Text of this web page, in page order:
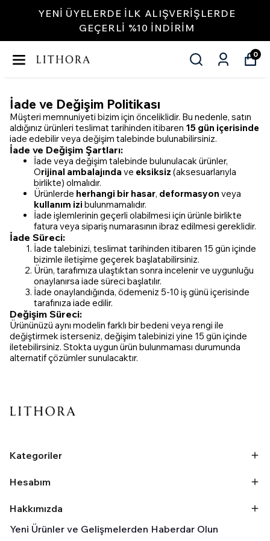
YENI ÜYELERDE İLK ALIŞVERIŞLERDE
GEÇERLI %10 INDIRIM
0
İade ve Değişim Politikası
Müşteri memnuniyeti bizim için önceliklidir. Bu nedenle, satın
aldığınız ürünleri teslimat tarihinden itibaren 15 gün içerisinde
iade edebilir veya değişim talebinde bulunabilirsiniz.
İade ve Değişim Şartları:
İade veya değişim talebinde bulunulacak ürünler,
Orijinal ambalajında ve eksiksiz (aksesuarlarıyla
birlikte) olmalıdır.
Ürünlerde herhangi bir hasar, deformasyon veya
kullanım izi bulunmamalıdır.
İade işlemlerinin geçerli olabilmesi için ürünle birlikte
fatura veya sipariş numarasının ibraz edilmesi gereklidir.
İade Süreci:
İade talebinizi, teslimat tarihinden itibaren 15 gün içinde
bizimle iletişime geçerek başlatabilirsiniz.
Ürün, tarafımıza ulaştıktan sonra incelenir ve uygunluğu
onaylanırsa iade süreci başlatılır.
İade onaylandığında, ödemeniz 5-10 iş günü içerisinde
tarafınıza iade edilir.
Değişim Süreci:
Ürününüzü aynı modelin farklı bir bedeni veya rengi ile
değiştirmek isterseniz, değişim talebinizi yine 15 gün içinde
iletebilirsiniz. Stokta uygun ürün bulunmaması durumunda
alternatif çözümler sunulacaktır.
Kategoriler
Hesabım
Hakkımızda
Yeni Ürünler ve Gelişmelerden Haberdar Olun